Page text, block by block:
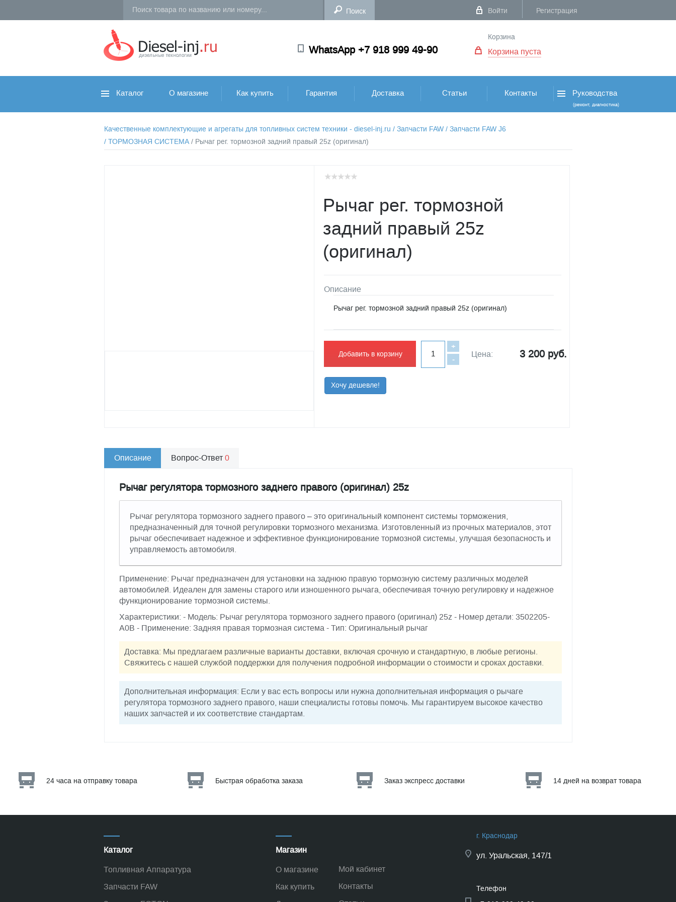
Войти Регистрация
WhatsApp +7 918 999 49-90
Корзина
Корзина пуста
Каталог О магазине Как купить Гарантия Доставка Статьи Контакты Руководства
(ремонт, диагностика)
Качественные комплектующие и агрегаты для топливных систем техники - diesel-inj.ru / Запчасти FAW / Запчасти FAW J6
/ ТОРМОЗНАЯ СИСТЕМА / Рычаг рег. тормозной задний правый 25z (оригинал)
Рычаг рег. тормозной
задний правый 25z
(оригинал)
Описание
Рычаг рег. тормозной задний правый 25z (оригинал)
Цена: 3 200 руб.
Добавить в корзину
-
+
Хочу дешевле!
Описание Вопрос-Ответ0
Рычаг регулятора тормозного заднего правого (оригинал) 25z
Рычаг регулятора тормозного заднего правого – это оригинальный компонент системы торможения,
предназначенный для точной регулировки тормозного механизма. Изготовленный из прочных материалов, этот
рычаг обеспечивает надежное и эффективное функционирование тормозной системы, улучшая безопасность и
управляемость автомобиля.
Применение: Рычаг предназначен для установки на заднюю правую тормозную систему различных моделей
автомобилей. Идеален для замены старого или изношенного рычага, обеспечивая точную регулировку и надежное
функционирование тормозной системы.
Характеристики: - Модель: Рычаг регулятора тормозного заднего правого (оригинал) 25z - Номер детали: 3502205-
A0B - Применение: Задняя правая тормозная система - Тип: Оригинальный рычаг
Доставка: Мы предлагаем различные варианты доставки, включая срочную и стандартную, в любые регионы.
Свяжитесь с нашей службой поддержки для получения подробной информации о стоимости и сроках доставки.
Дополнительная информация: Если у вас есть вопросы или нужна дополнительная информация о рычаге
регулятора тормозного заднего правого, наши специалисты готовы помочь. Мы гарантируем высокое качество
наших запчастей и их соответствие стандартам.
24 часа на отправку товара Быстрая обработка заказа Заказ экспресс доставки 14 дней на возврат товара
Каталог
Топливная Аппаратура
Запчасти FAW
Магазин
О магазине
Как купить
Мой кабинет
Контакты
г. Краснодар
ул. Уральская, 147/1
Телефон